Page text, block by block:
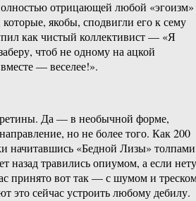
отрицающей любой «эгоизм»
якобы, сподвигли его к сему
как чистый коллективист — «Я
чтоб не одному на ацкой
— веселее!».
Да — в необычной форме,
но не более того. Как 200
начитавшись «Бедной Лизы» толпами
назад травились опиумом, а если нету
принято вот так — с шумом и
это сейчас устроить любому дебилу.